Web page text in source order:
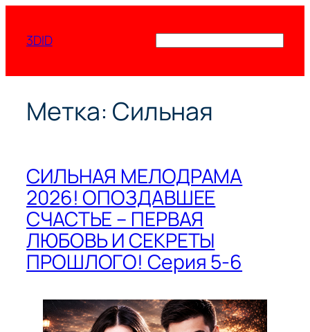
содержимому
3DID
Метка: Сильная
СИЛЬНАЯ МЕЛОДРАМА
2026! ОПОЗДАВШЕЕ
СЧАСТЬЕ – ПЕРВАЯ
ЛЮБОВЬ И СЕКРЕТЫ
ПРОШЛОГО! Серия 5-6